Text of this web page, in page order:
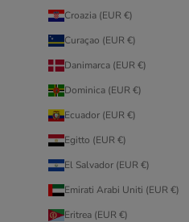
Croazia (EUR €)
Curaçao (EUR €)
Danimarca (EUR €)
Dominica (EUR €)
Ecuador (EUR €)
Egitto (EUR €)
El Salvador (EUR €)
Emirati Arabi Uniti (EUR €)
Eritrea (EUR €)